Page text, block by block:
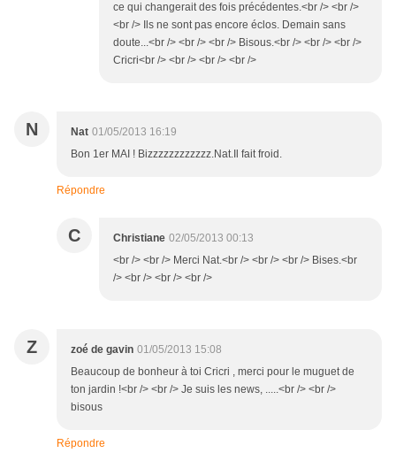
ce qui changerait des fois précédentes.<br /> <br />
<br /> Ils ne sont pas encore éclos. Demain sans
doute...<br /> <br /> <br /> Bisous.<br /> <br /> <br />
Cricri<br /> <br /> <br /> <br />
N Nat 01/05/2013 16:19
Bon 1er MAI ! Bizzzzzzzzzzzz.Nat.Il fait froid.
Répondre
C Christiane 02/05/2013 00:13
<br /> <br /> Merci Nat.<br /> <br /> <br /> Bises.<br
/> <br /> <br /> <br />
Z zoé de gavin 01/05/2013 15:08
Beaucoup de bonheur à toi Cricri , merci pour le muguet de
ton jardin !<br /> <br /> Je suis les news, .....<br /> <br />
bisous
Répondre